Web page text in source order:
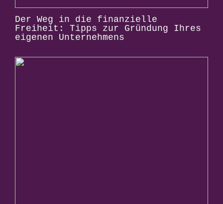
Der Weg in die finanzielle
Freiheit: Tipps zur Gründung Ihres
eigenen Unternehmens